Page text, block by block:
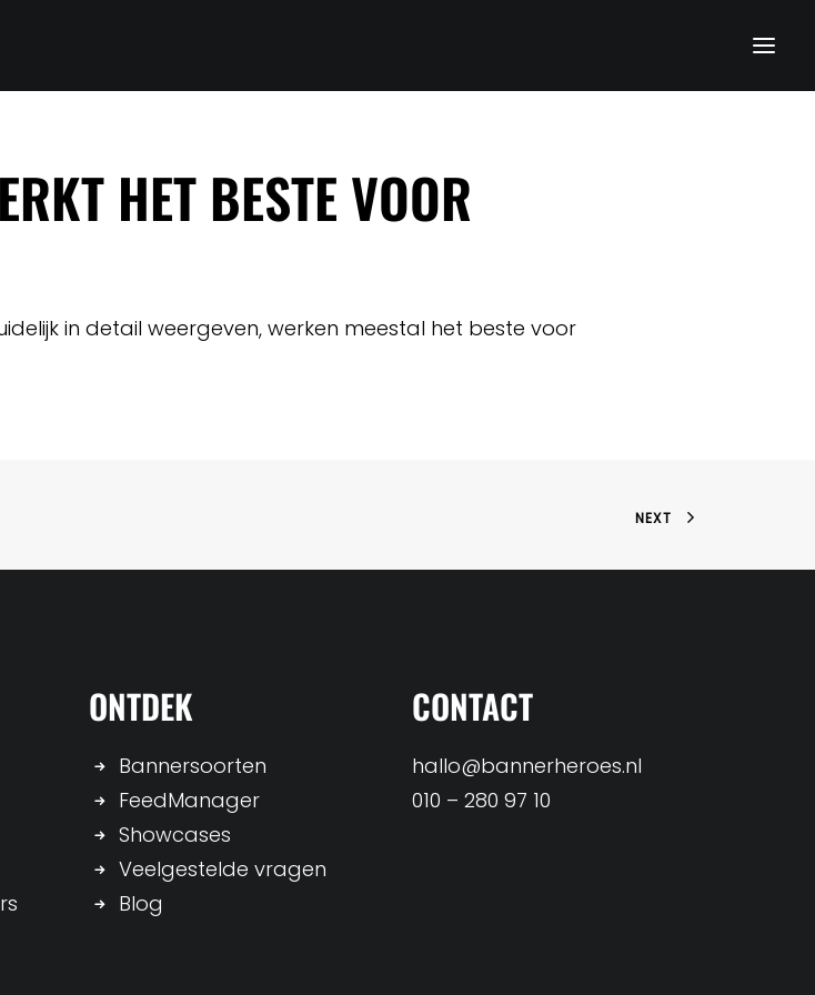
HET BESTE VOOR
in detail weergeven, werken meestal het beste voor
NEXT
ONTDEK
Bannersoorten
FeedManager
Showcases
Veelgestelde vragen
Blog
CONTACT
hallo@bannerheroes.nl
010 – 280 97 10